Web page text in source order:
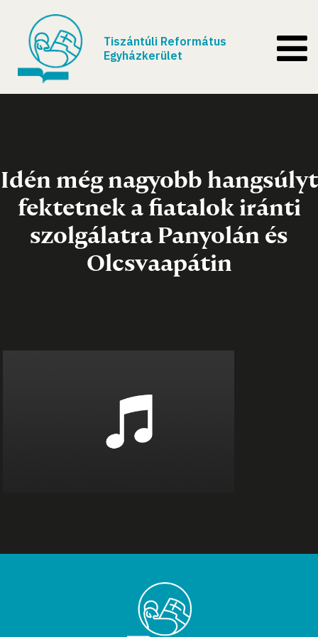
Tiszántúli Református
Egyházkerület
Idén még nagyobb hangsúlyt
fektetnek a fiatalok iránti
szolgálatra Panyolán és
Olcsvaapátin